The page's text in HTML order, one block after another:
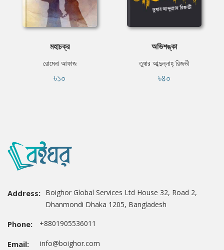
মহাচক্র
রোমেনা আফাজ
৳১০
অভিশঙ্কা
তুষার আব্দুল্লাহ্ রিজভী
৳৪০
Address: Boighor Global Services Ltd House 32, Road 2,
Dhanmondi Dhaka 1205, Bangladesh
Phone: +8801905536011
Email: info@boighor.com